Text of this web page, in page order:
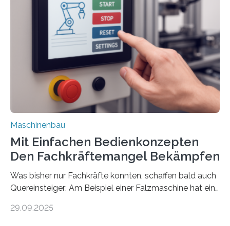
Maschinenbau
Mit Einfachen Bedienkonzepten
Den Fachkräftemangel Bekämpfen
Was bisher nur Fachkräfte konnten, schaffen bald auch
Quereinsteiger: Am Beispiel einer Falzmaschine hat ein
Mensch-Maschine-Schnittstelle so sehr vereinfacht,
29.09.2025